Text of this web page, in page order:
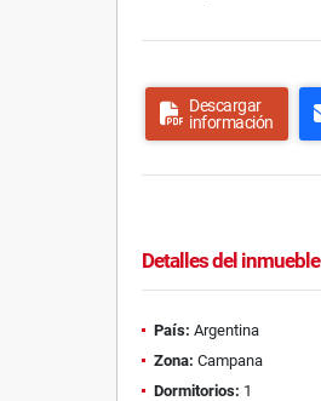
Descargar
información
Detalles del inmueble
País: Argentina
Zona: Campana
Dormitorios: 1